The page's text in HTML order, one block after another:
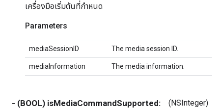
เครื่องมือเริ่มต้นที่กำหนด
Parameters
mediaSessionID The media session ID.
mediaInformation The media information.
- (BOOL) isMediaCommandSupported: (NSInteger)